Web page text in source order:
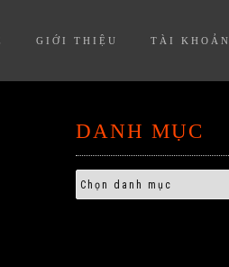
GIỚI THIỆU TÀI KHOẢN
DANH MỤC